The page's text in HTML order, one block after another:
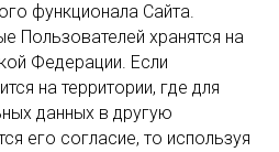
функционала Сайта.
Пользователей хранятся на
Федерации. Если
на территории, где для
данных в другую
его согласие, то используя